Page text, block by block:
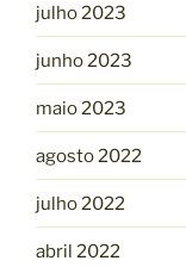
julho 2023
junho 2023
maio 2023
agosto 2022
julho 2022
abril 2022